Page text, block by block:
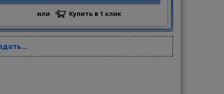
или Купить в 1 клик